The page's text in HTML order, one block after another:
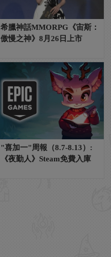
希臘神話MMORPG《宙斯：
傲慢之神》8月26日上市
"喜加一"周報（8.7-8.13）:
《夜勤人》Steam免費入庫